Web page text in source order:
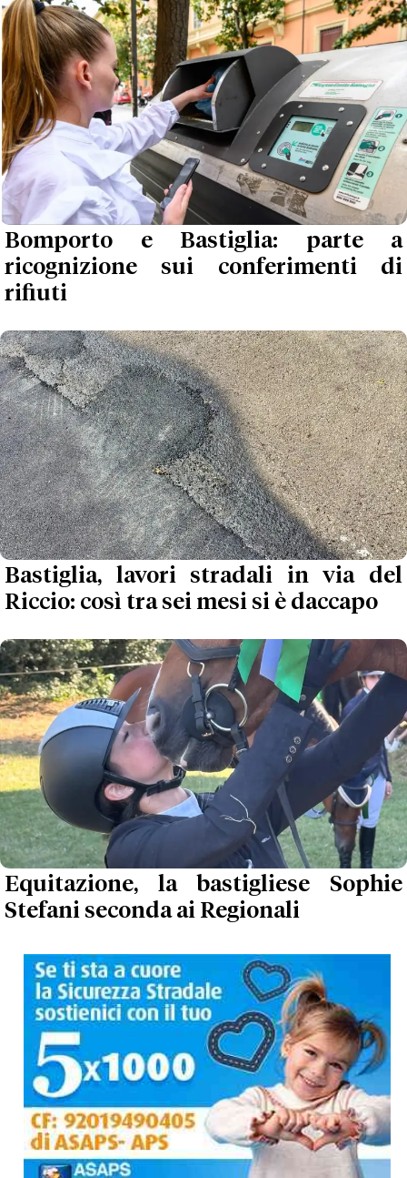
Bomporto e Bastiglia: parte a
ricognizione sui conferimenti di
rifiuti
Bastiglia, lavori stradali in via del
Riccio: così tra sei mesi si è daccapo
Equitazione, la bastigliese Sophie
Stefani seconda ai Regionali